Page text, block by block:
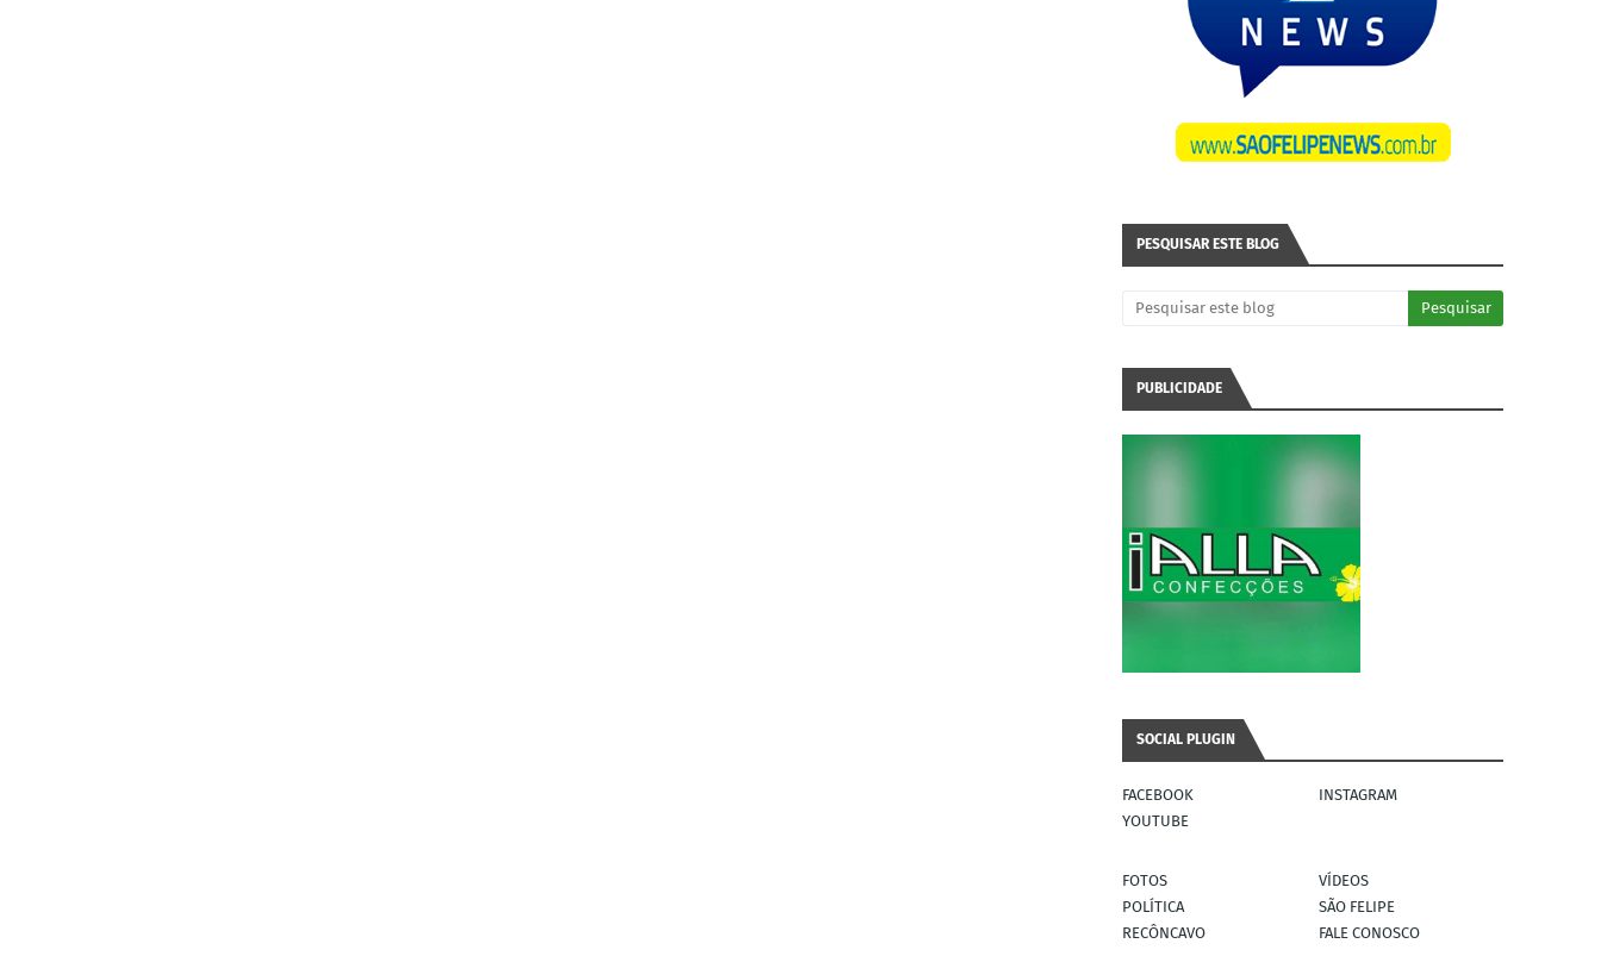
PESQUISAR ESTE BLOG
PUBLICIDADE
SOCIAL PLUGIN
FACEBOOK
INSTAGRAM
YOUTUBE
FOTOS
VÍDEOS
POLÍTICA
SÃO FELIPE
RECÔNCAVO
FALE CONOSCO